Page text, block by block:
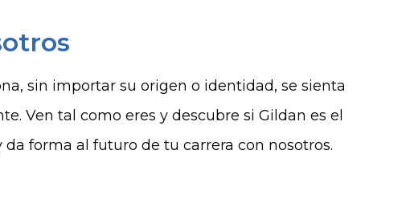
sin importar su origen o identidad, se sienta
Ven tal como eres y descubre si Gildan es el
forma al futuro de tu carrera con nosotros.